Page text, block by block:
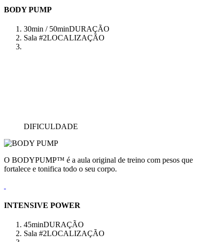
BODY PUMP
30min / 50minDURAÇÃO
Sala #2LOCALIZAÇÃO
DIFICULDADE
O BODYPUMP™ é a aula original de treino com pesos que
fortalece e tonifica todo o seu corpo.
INTENSIVE POWER
45minDURAÇÃO
Sala #2LOCALIZAÇÃO